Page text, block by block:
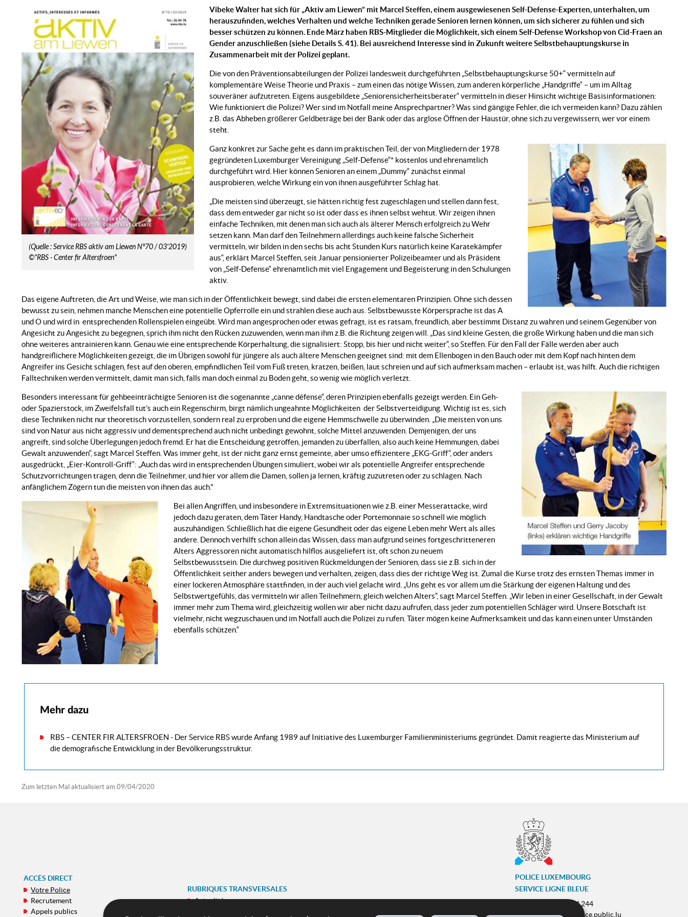
(Quelle : Service RBS aktiv am Liewen N°70 / 03'2019)
©"RBS - Center fir Altersfroen"
Vibeke Walter hat sich für „Aktiv am Liewen“ mit Marcel Steffen, einem ausgewiesenen Self-Defense-Experten, unterhalten, um
herauszufinden, welches Verhalten und welche Techniken gerade Senioren lernen können, um sich sicherer zu fühlen und sich
besser schützen zu können. Ende März haben RBS-Mitglieder die Möglichkeit, sich einem Self-Defense Workshop von Cid-Fraen an
Gender anzuschließen (siehe Details S. 41). Bei ausreichend Interesse sind in Zukunft weitere Selbstbehauptungskurse in
Zusammenarbeit mit der Polizei geplant.
Die von den Präventionsabteilungen der Polizei landesweit durchgeführten „Selbstbehauptungskurse 50+“ vermitteln auf
komplementäre Weise Theorie und Praxis – zum einen das nötige Wissen, zum anderen körperliche „Handgriffe“ – um im Alltag
souveräner aufzutreten. Eigens ausgebildete „Seniorensicherheitsberater“ vermitteln in dieser Hinsicht wichtige Basisinformationen:
Wie funktioniert die Polizei? Wer sind im Notfall meine Ansprechpartner? Was sind gängige Fehler, die ich vermeiden kann? Dazu zählen
z.B. das Abheben größerer Geldbeträge bei der Bank oder das arglose Öffnen der Haustür, ohne sich zu vergewissern, wer vor einem
steht.
Ganz konkret zur Sache geht es dann im praktischen Teil, der von Mitgliedern der 1978
gegründeten Luxemburger Vereinigung „Self-Defense“* kostenlos und ehrenamtlich
durchgeführt wird. Hier können Senioren an einem „Dummy“ zunächst einmal
ausprobieren, welche Wirkung ein von ihnen ausgeführter Schlag hat.
„Die meisten sind überzeugt, sie hätten richtig fest zugeschlagen und stellen dann fest,
dass dem entweder gar nicht so ist oder dass es ihnen selbst wehtut. Wir zeigen ihnen
einfache Techniken, mit denen man sich auch als älterer Mensch erfolgreich zu Wehr
setzen kann. Man darf den Teilnehmern allerdings auch keine falsche Sicherheit
vermitteln, wir bilden in den sechs bis acht Stunden Kurs natürlich keine Karatekämpfer
aus“, erklärt Marcel Steffen, seit Januar pensionierter Polizeibeamter und als Präsident
von „Self-Defense“ ehrenamtlich mit viel Engagement und Begeisterung in den Schulungen
aktiv.
Das eigene Auftreten, die Art und Weise, wie man sich in der Öffentlichkeit bewegt, sind dabei die ersten elementaren Prinzipien. Ohne sich dessen
bewusst zu sein, nehmen manche Menschen eine potentielle Opferrolle ein und strahlen diese auch aus. Selbstbewusste Körpersprache ist das A
und O und wird in entsprechenden Rollenspielen eingeübt. Wird man angesprochen oder etwas gefragt, ist es ratsam, freundlich, aber bestimmt Distanz zu wahren und seinem Gegenüber von
Angesicht zu Angesicht zu begegnen, sprich ihm nicht den Rücken zuzuwenden, wenn man ihm z.B. die Richtung zeigen will. „Das sind kleine Gesten, die große Wirkung haben und die man sich
ohne weiteres antrainieren kann. Genau wie eine entsprechende Körperhaltung, die signalisiert: Stopp, bis hier und nicht weiter“, so Steffen. Für den Fall der Fälle werden aber auch
handgreiflichere Möglichkeiten gezeigt, die im Übrigen sowohl für jüngere als auch ältere Menschen geeignet sind: mit dem Ellenbogen in den Bauch oder mit dem Kopf nach hinten dem
Angreifer ins Gesicht schlagen, fest auf den oberen, empfindlichen Teil vom Fuß treten, kratzen, beißen, laut schreien und auf sich aufmerksam machen – erlaubt ist, was hilft. Auch die richtigen
Falltechniken werden vermittelt, damit man sich, falls man doch einmal zu Boden geht, so wenig wie möglich verletzt.
Besonders interessant für gehbeeinträchtigte Senioren ist die sogenannte „canne défense“, deren Prinzipien ebenfalls gezeigt werden. Ein Geh-
oder Spazierstock, im Zweifelsfall tut’s auch ein Regenschirm, birgt nämlich ungeahnte Möglichkeiten der Selbstverteidigung. Wichtig ist es, sich
diese Techniken nicht nur theoretisch vorzustellen, sondern real zu erproben und die eigene Hemmschwelle zu überwinden. „Die meisten von uns
sind von Natur aus nicht aggressiv und dementsprechend auch nicht unbedingt gewohnt, solche Mittel anzuwenden. Demjenigen, der uns
angreift, sind solche Überlegungen jedoch fremd. Er hat die Entscheidung getroffen, jemanden zu überfallen, also auch keine Hemmungen, dabei
Gewalt anzuwenden“, sagt Marcel Steffen. Was immer geht, ist der nicht ganz ernst gemeinte, aber umso effizientere „EKG-Griff“, oder anders
ausgedrückt, „Eier-Kontroll-Griff“: „Auch das wird in entsprechenden Übungen simuliert, wobei wir als potentielle Angreifer entsprechende
Schutzvorrichtungen tragen, denn die Teilnehmer, und hier vor allem die Damen, sollen ja lernen, kräftig zuzutreten oder zu schlagen. Nach
anfänglichem Zögern tun die meisten von ihnen das auch."
Bei allen Angriffen, und insbesondere in Extremsituationen wie z.B. einer Messerattacke, wird
jedoch dazu geraten, dem Täter Handy, Handtasche oder Portemonnaie so schnell wie möglich
auszuhändigen. Schließlich hat die eigene Gesundheit oder das eigene Leben mehr Wert als alles
andere. Dennoch verhilft schon allein das Wissen, dass man aufgrund seines fortgeschritteneren
Alters Aggressoren nicht automatisch hilflos ausgeliefert ist, oft schon zu neuem
Selbstbewusstsein. Die durchweg positiven Rückmeldungen der Senioren, dass sie z.B. sich in der
Öffentlichkeit seither anders bewegen und verhalten, zeigen, dass dies der richtige Weg ist. Zumal die Kurse trotz des ernsten Themas immer in
einer lockeren Atmosphäre stattfinden, in der auch viel gelacht wird. „Uns geht es vor allem um die Stärkung der eigenen Haltung und des
Selbstwertgefühls, das vermitteln wir allen Teilnehmern, gleich welchen Alters“, sagt Marcel Steffen. „Wir leben in einer Gesellschaft, in der Gewalt
immer mehr zum Thema wird, gleichzeitig wollen wir aber nicht dazu aufrufen, dass jeder zum potentiellen Schläger wird. Unsere Botschaft ist
vielmehr, nicht wegzuschauen und im Notfall auch die Polizei zu rufen. Täter mögen keine Aufmerksamkeit und das kann einen unter Umständen
ebenfalls schützen.“
Mehr dazu
RBS – CENTER FIR ALTERSFROEN - Der Service RBS wurde Anfang 1989 auf Initiative des Luxemburger Familienministeriums gegründet. Damit reagierte das Ministerium auf
die demografische Entwicklung in der Bevölkerungsstruktur.
Zum letzten Mal aktualisiert am 09/04/2020
ACCÈS DIRECT
Votre Police
Recrutement
Appels publics
RUBRIQUES TRANSVERSALES
Actualités
POLICE LUXEMBOURG
SERVICE LIGNE BLEUE
(+352) 244 244 244
E-mail : contact@police.public.lu